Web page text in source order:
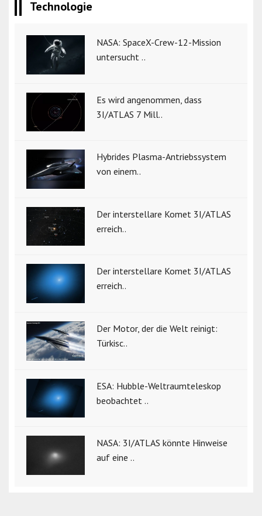
Technologie
NASA: SpaceX-Crew-12-Mission
untersucht ..
Es wird angenommen, dass
3I/ATLAS 7 Mill..
Hybrides Plasma-Antriebssystem
von einem..
Der interstellare Komet 3I/ATLAS
erreich..
Der interstellare Komet 3I/ATLAS
erreich..
Der Motor, der die Welt reinigt:
Türkisc..
ESA: Hubble-Weltraumteleskop
beobachtet ..
NASA: 3I/ATLAS könnte Hinweise
auf eine ..